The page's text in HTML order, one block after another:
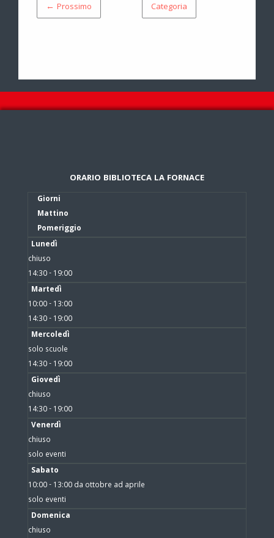
← Prossimo Categoria
ORARIO BIBLIOTECA LA FORNACE
Giorni
Mattino
Pomeriggio
Lunedì
chiuso
14:30 - 19:00
Martedì
10:00 - 13:00
14:30 - 19:00
Mercoledì
solo scuole
14:30 - 19:00
Giovedì
chiuso
14:30 - 19:00
Venerdì
chiuso
solo eventi
Sabato
10:00 - 13:00 da ottobre ad aprile
solo eventi
Domenica
chiuso